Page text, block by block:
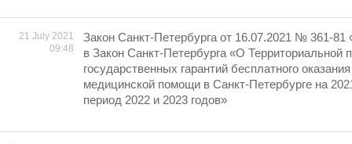
21 July 2021
09:48
Закон Санкт-Петербурга от 16.07.2021 № 361-81
в Закон Санкт-Петербурга «О Территориальной
государственных гарантий бесплатного
медицинской помощи в Санкт-Петербурге на
период 2022 и 2023 годов»